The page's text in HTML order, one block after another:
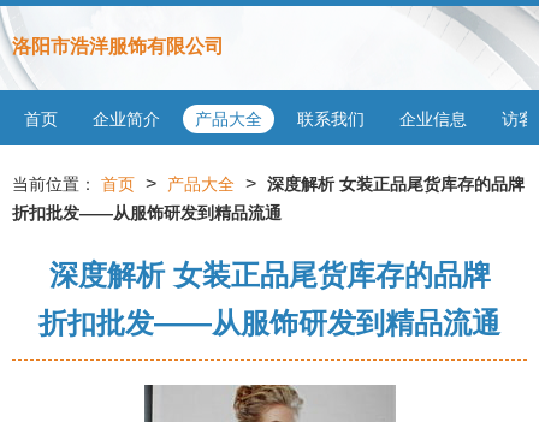
洛阳市浩洋服饰有限公司
首页 企业简介 产品大全 联系我们 企业信息 访客
当前位置： 首页 > 产品大全 > 深度解析 女装正品尾货库存的品牌
折扣批发——从服饰研发到精品流通
深度解析 女装正品尾货库存的品牌
折扣批发——从服饰研发到精品流通